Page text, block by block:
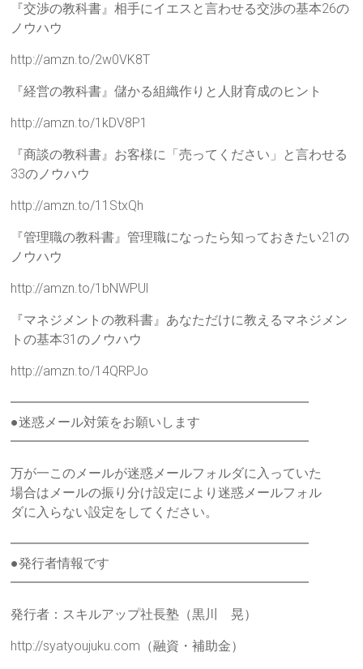
『交渉の教科書』相手にイエスと言わせる交渉の基本26の
ノウハウ
http://amzn.to/2w0VK8T
『経営の教科書』儲かる組織作りと人財育成のヒント
http://amzn.to/1kDV8P1
『商談の教科書』お客様に「売ってください」と言わせる
33のノウハウ
http://amzn.to/11StxQh
『管理職の教科書』管理職になったら知っておきたい21の
ノウハウ
http://amzn.to/1bNWPUl
『マネジメントの教科書』あなただけに教えるマネジメン
トの基本31のノウハウ
http://amzn.to/14QRPJo
━━━━━━━━━━━━━━━━━━━━━━━
●迷惑メール対策をお願いします
━━━━━━━━━━━━━━━━━━━━━━━
万が一このメールが迷惑メールフォルダに入っていた
場合はメールの振り分け設定により迷惑メールフォル
ダに入らない設定をしてください。
━━━━━━━━━━━━━━━━━━━━━━━
●発行者情報です
━━━━━━━━━━━━━━━━━━━━━━━
発行者：スキルアップ社長塾（黒川 晃）
http://syatyoujuku.com（融資・補助金）